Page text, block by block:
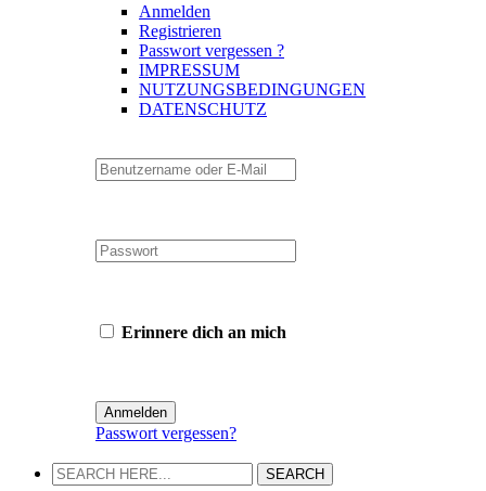
Anmelden
Registrieren
Passwort vergessen ?
IMPRESSUM
NUTZUNGSBEDINGUNGEN
DATENSCHUTZ
Erinnere dich an mich
Passwort vergessen?